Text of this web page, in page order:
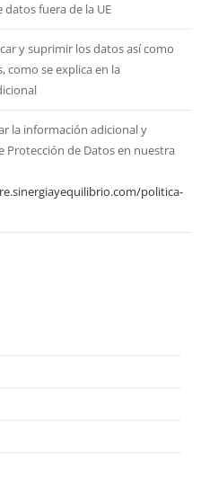
fuera de la UE
y suprimir los datos así como
como se explica en la
la información adicional y
Protección de Datos en nuestra
politica-